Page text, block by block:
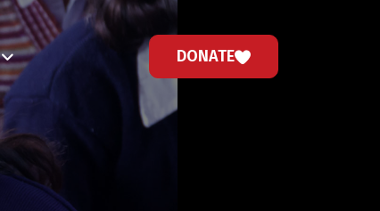
DONATE